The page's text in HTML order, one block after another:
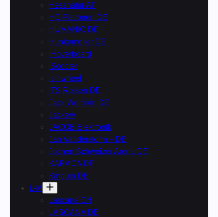
Hessnatur AT
HQ-Patronen DE
HUMANIC DE
Hunkemoller DE
iHoverboard
iScooter
isinwheel
ITS Reisen DE
Jack Wolfskin DE
Jackery
JACOB Elektronik
Jan Vanderstorm – DE
Jochen Schweizer Arena DE
KARACA DE
Kinguin DE
L-M
Lascana CH
LASCANA DE